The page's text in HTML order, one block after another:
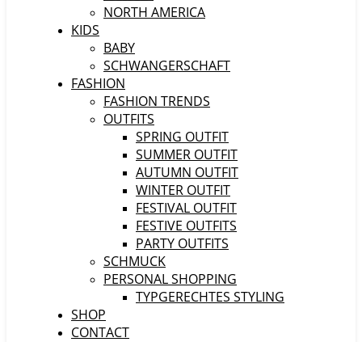
NORTH AMERICA
KIDS
BABY
SCHWANGERSCHAFT
FASHION
FASHION TRENDS
OUTFITS
SPRING OUTFIT
SUMMER OUTFIT
AUTUMN OUTFIT
WINTER OUTFIT
FESTIVAL OUTFIT
FESTIVE OUTFITS
PARTY OUTFITS
SCHMUCK
PERSONAL SHOPPING
TYPGERECHTES STYLING
SHOP
CONTACT